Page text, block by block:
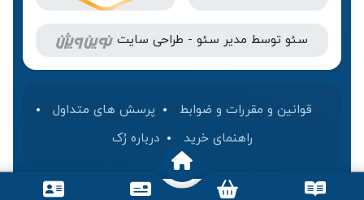
سئو توسط مدیر سئو - طراحی سایت
قوانین و مقررات و ضوابط
پرسش های متداول
راهنمای خرید
درباره رُک‌